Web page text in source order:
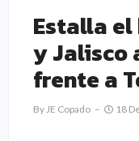
Estalla el
y Jalisco
frente a
By JE Copado 18